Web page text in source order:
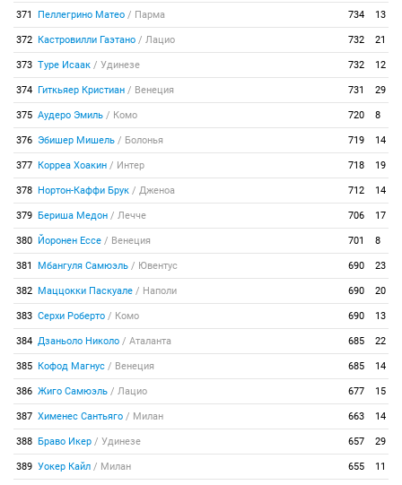
371 Пеллегрино Матео / Парма 734 13
372 Кастровилли Гаэтано / Лацио 732 21
373 Туре Исаак / Удинезе 732 12
374 Гиткьяер Кристиан / Венеция 731 29
375 Аудеро Эмиль / Комо 720 8
376 Эбишер Мишель / Болонья 719 14
377 Корреа Хоакин / Интер 718 19
378 Нортон-Каффи Брук / Дженоа 712 14
379 Бериша Медон / Лечче 706 17
380 Йоронен Ессе / Венеция 701 8
381 Мбангуля Самюэль / Ювентус 690 23
382 Маццокки Паскуале / Наполи 690 20
383 Серхи Роберто / Комо 690 13
384 Дзаньоло Николо / Аталанта 685 22
385 Кофод Магнус / Венеция 685 14
386 Жиго Самюэль / Лацио 677 15
387 Хименес Сантьяго / Милан 663 14
388 Браво Икер / Удинезе 657 29
389 Уокер Кайл / Милан 655 11